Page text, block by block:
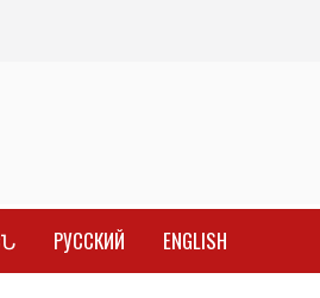
վերացման որոշումը
РУССКИЙ ENGLISH